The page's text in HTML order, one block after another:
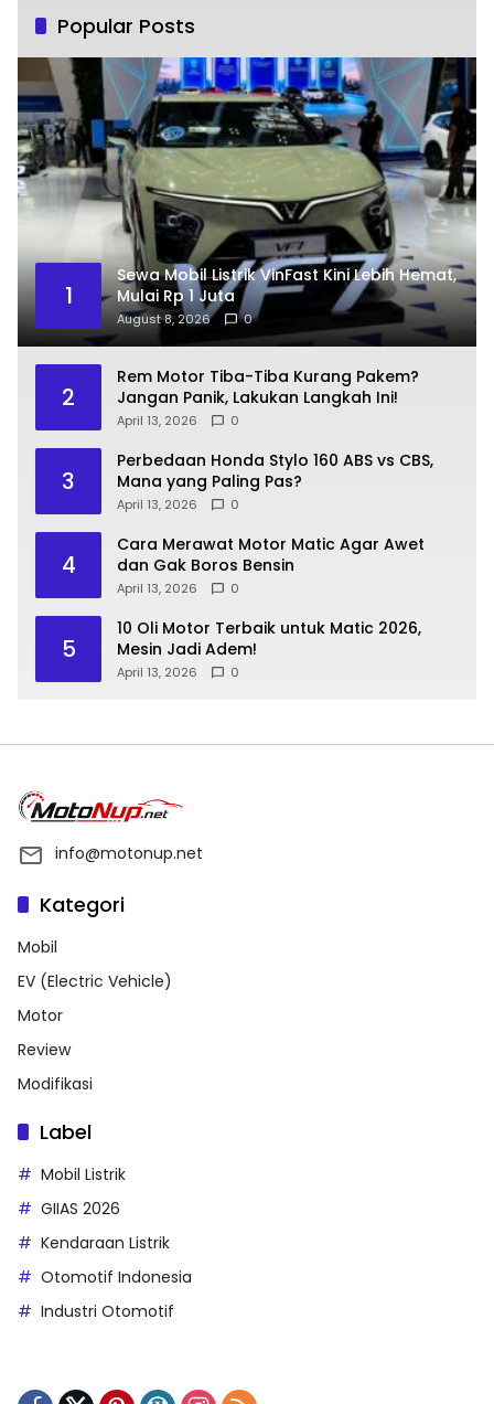
Popular Posts
1
Sewa Mobil Listrik VinFast Kini Lebih Hemat,
Mulai Rp 1 Juta
August 8, 2026 0
2
Rem Motor Tiba-Tiba Kurang Pakem?
Jangan Panik, Lakukan Langkah Ini!
April 13, 2026 0
3
Perbedaan Honda Stylo 160 ABS vs CBS,
Mana yang Paling Pas?
April 13, 2026 0
4
Cara Merawat Motor Matic Agar Awet
dan Gak Boros Bensin
April 13, 2026 0
5
10 Oli Motor Terbaik untuk Matic 2026,
Mesin Jadi Adem!
April 13, 2026 0
info@motonup.net
Kategori
Mobil
EV (Electric Vehicle)
Motor
Review
Modifikasi
Label
Mobil Listrik
GIIAS 2026
Kendaraan Listrik
Otomotif Indonesia
Industri Otomotif